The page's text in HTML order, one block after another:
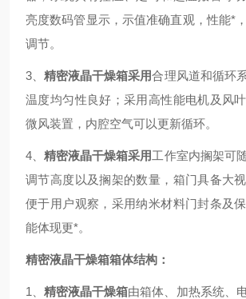
亮度数码管显示，示值准确直观，性能*
调节。
3、精密液晶干燥箱采用合理风道和循环
温度均匀性良好；采用高性能电机及风
微风装置，内腔空气可以更新循环。
4、精密液晶干燥箱采用工作室内搁架可
调节高度以及搁架的数量，箱门具备大
便于用户观察，采用纳米材料门封条及
能体现更*。
精密液晶干燥箱箱体结构：
1、精密液晶干燥箱由箱体、加热系统、